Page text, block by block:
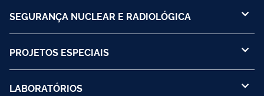
SEGURANÇA NUCLEAR E RADIOLÓGICA
PROJETOS ESPECIAIS
LABORATÓRIOS